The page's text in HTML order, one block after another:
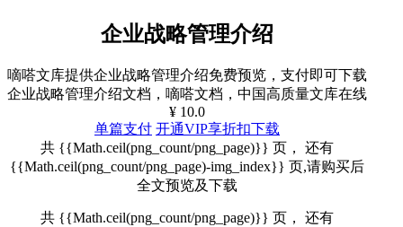
企业战略管理介绍
嘀嗒文库提供企业战略管理介绍免费预览，支付即可下载
企业战略管理介绍文档，嘀嗒文档，中国高质量文库在线
¥ 10.0
单篇支付 开通VIP享折扣下载
共 {{Math.ceil(png_count/png_page)}} 页， 还有
{{Math.ceil(png_count/png_page)-img_index}} 页,请购买后
全文预览及下载
共 {{Math.ceil(png_count/png_page)}} 页， 还有